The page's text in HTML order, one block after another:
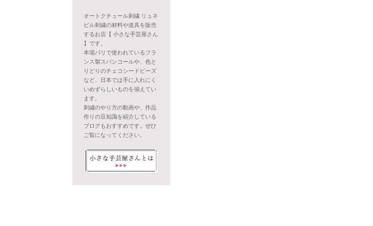
オートクチュール刺繍 リュネ
ビル刺繍の材料や道具を販売
するお店【 小さな手芸屋さん
】です。
本場パリで使われているフラ
ンス製スパンコールや、色と
りどりのチェコシードビーズ
など、日本では手に入れにく
いめずらしいものを揃えてい
ます。
刺繍のやり方の動画や、作品
作りの豆知識を紹介している
ブログもおすすめです。ぜひ
ご覧になってください。